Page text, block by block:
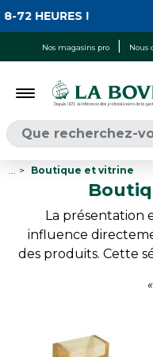
Nos magasins pro Nous
!
Boutique et vitrine
La présentation
influence
des produits. Cette
valeur les
plexi ou grès
aux univers des